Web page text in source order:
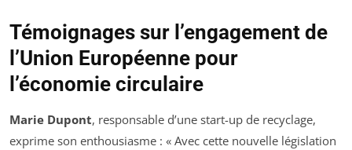
Témoignages sur l’engagement de
l’Union Européenne pour
l’économie circulaire
Marie Dupont, responsable d’une start-up de recyclage,
exprime son enthousiasme : « Avec cette nouvelle législation